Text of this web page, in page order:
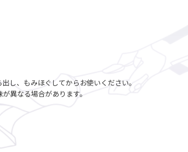
し、もみほぐしてからお使いください。
異なる場合があります。